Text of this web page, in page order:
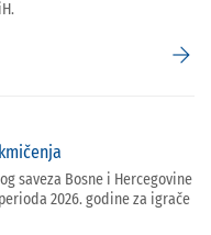
arrow_forward
saveza Bosne i Hercegovine
2026. godine za igrače